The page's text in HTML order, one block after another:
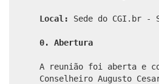
Local: Sede do CGI.br -
0. Abertura
A reunião foi aberta e
Conselheiro Augusto